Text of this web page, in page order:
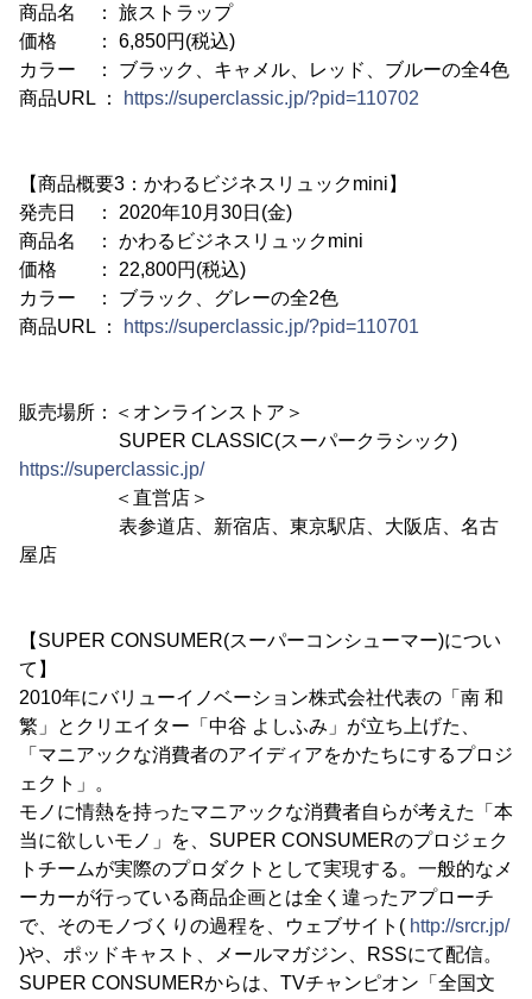
商品名 ： 旅ストラップ
価格 ： 6,850円(税込)
カラー ： ブラック、キャメル、レッド、ブルーの全4色
商品URL ：
https://superclassic.jp/?pid=110702
【商品概要3：かわるビジネスリュックmini】
発売日 ： 2020年10月30日(金)
商品名 ： かわるビジネスリュックmini
価格 ： 22,800円(税込)
カラー ： ブラック、グレーの全2色
商品URL ：
https://superclassic.jp/?pid=110701
販売場所：＜オンラインストア＞
SUPER CLASSIC(スーパークラシック)
https://superclassic.jp/
＜直営店＞
表参道店、新宿店、東京駅店、大阪店、名古
屋店
【SUPER CONSUMER(スーパーコンシューマー)につい
て】
2010年にバリューイノベーション株式会社代表の「南 和
繁」とクリエイター「中谷 よしふみ」が立ち上げた、
「マニアックな消費者のアイディアをかたちにするプロジ
ェクト」。
モノに情熱を持ったマニアックな消費者自らが考えた「本
当に欲しいモノ」を、SUPER CONSUMERのプロジェク
トチームが実際のプロダクトとして実現する。一般的なメ
ーカーが行っている商品企画とは全く違ったアプローチ
で、そのモノづくりの過程を、ウェブサイト( http://srcr.jp/
)や、ポッドキャスト、メールマガジン、RSSにて配信。
SUPER CONSUMERからは、TVチャンピオン「全国文